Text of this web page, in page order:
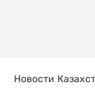
Новости